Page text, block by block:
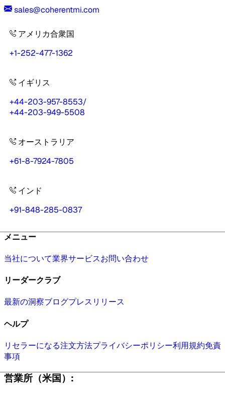
sales@coherentmi.com
アメリカ合衆国
+1-252-477-1362
イギリス
+44-203-957-8553/
+44-203-949-5508
オーストラリア
+61-8-7924-7805
インド
+91-848-285-0837
メニュー
当社について業界サービスお問い合わせ
リーダークラブ
最新の洞察ブログプレスリリース
ヘルプ
リセラーになる注文方法プライバシーポリシー利用規約免責
事項
営業所（米国）: